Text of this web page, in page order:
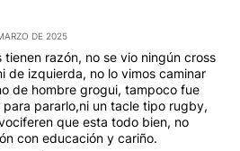
DE 2025
tienen razón, no se vio ningún cross
de izquierda, no lo vimos caminar
de hombre grogui, tampoco fue
pararlo,ni un tacle tipo rugby,
que esta todo bien, no
con educación y cariño.